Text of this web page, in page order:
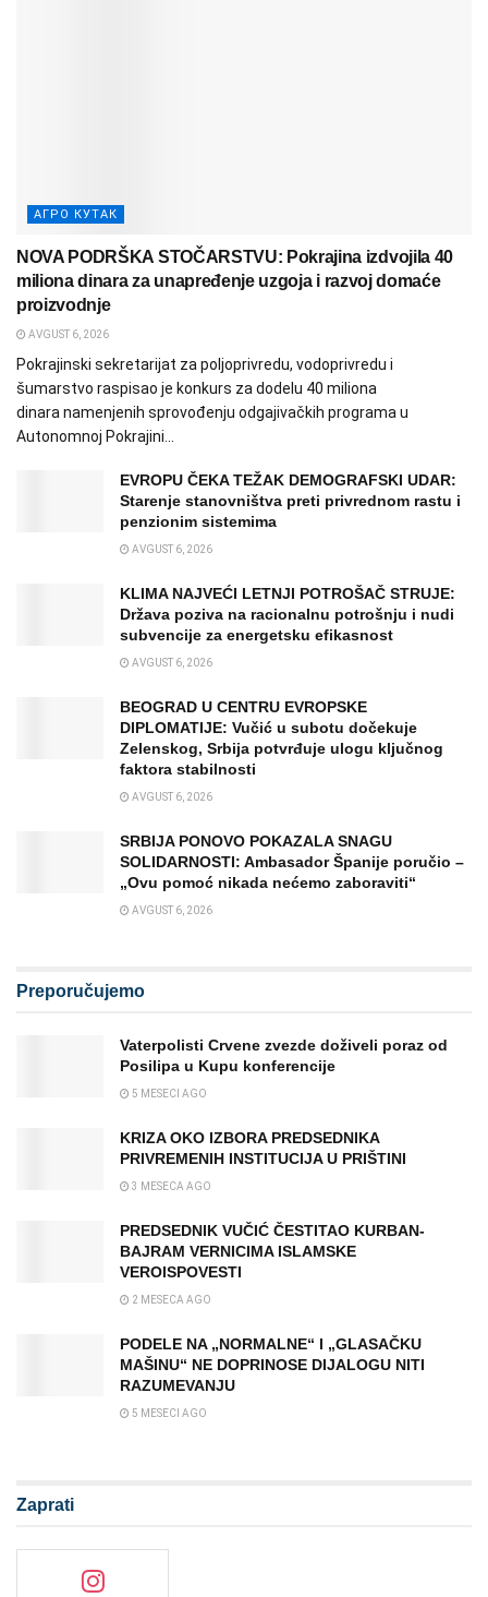
АГРО КУТАК
NOVA PODRŠKA STOČARSTVU: Pokrajina izdvojila 40
miliona dinara za unapređenje uzgoja i razvoj domaće
proizvodnje
AVGUST 6, 2026
Pokrajinski sekretarijat za poljoprivredu, vodoprivredu i
šumarstvo raspisao je konkurs za dodelu 40 miliona
dinara namenjenih sprovođenju odgajivačkih programa u
Autonomnoj Pokrajini...
EVROPU ČEKA TEŽAK DEMOGRAFSKI UDAR:
Starenje stanovništva preti privrednom rastu i
penzionim sistemima
AVGUST 6, 2026
KLIMA NAJVEĆI LETNJI POTROŠAČ STRUJE:
Država poziva na racionalnu potrošnju i nudi
subvencije za energetsku efikasnost
AVGUST 6, 2026
BEOGRAD U CENTRU EVROPSKE
DIPLOMATIJE: Vučić u subotu dočekuje
Zelenskog, Srbija potvrđuje ulogu ključnog
faktora stabilnosti
AVGUST 6, 2026
SRBIJA PONOVO POKAZALA SNAGU
SOLIDARNOSTI: Ambasador Španije poručio –
„Ovu pomoć nikada nećemo zaboraviti“
AVGUST 6, 2026
Preporučujemo
Vaterpolisti Crvene zvezde doživeli poraz od
Posilipa u Kupu konferencije
5 MESECI AGO
KRIZA OKO IZBORA PREDSEDNIKA
PRIVREMENIH INSTITUCIJA U PRIŠTINI
3 MESECA AGO
PREDSEDNIK VUČIĆ ČESTITAO KURBAN-
BAJRAM VERNICIMA ISLAMSKE
VEROISPOVESTI
2 MESECA AGO
PODELE NA „NORMALNE“ I „GLASAČKU
MAŠINU“ NE DOPRINOSE DIJALOGU NITI
RAZUMEVANJU
5 MESECI AGO
Zaprati